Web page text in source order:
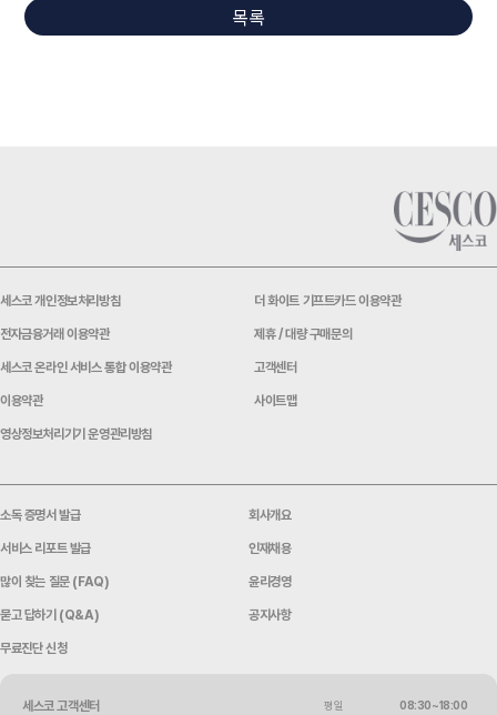
목록
세스코 개인정보처리방침
전자금융거래 이용약관
세스코 온라인 서비스 통합 이용약관
이용약관
영상정보처리기기 운영관리방침
더 화이트 기프트카드 이용약관
제휴 / 대량 구매문의
고객센터
사이트맵
소독 증명서 발급
서비스 리포트 발급
많이 찾는 질문 (FAQ)
묻고 답하기 (Q&A)
무료진단 신청
회사개요
인재채용
윤리경영
공지사항
세스코 고객센터 평일 08:30~18:00